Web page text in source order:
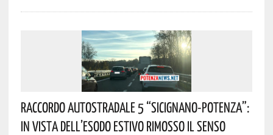
Raccordo Autostradale 5 “Sicignano-Potenza”:
In Vista Dell’esodo Estivo Rimosso Il Senso